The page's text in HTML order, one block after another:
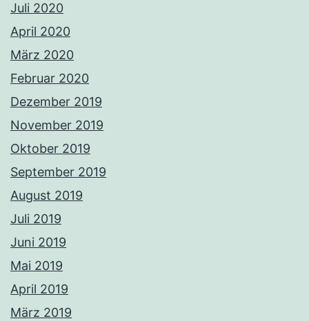
Juli 2020
April 2020
März 2020
Februar 2020
Dezember 2019
November 2019
Oktober 2019
September 2019
August 2019
Juli 2019
Juni 2019
Mai 2019
April 2019
März 2019